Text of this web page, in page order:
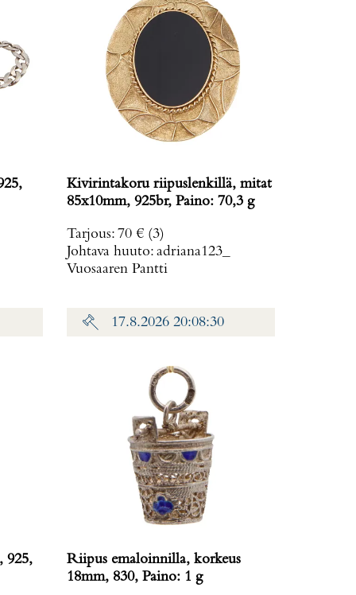
Kivirintakoru riipuslenkillä, mitat
85x10mm, 925br, Paino: 70,3 g
Tarjous: 70 € (3)
Johtava huuto: adriana123_
Vuosaaren Pantti
925,
17.8.2026 20:08:30
Riipus emaloinnilla, korkeus
18mm, 830, Paino: 1 g